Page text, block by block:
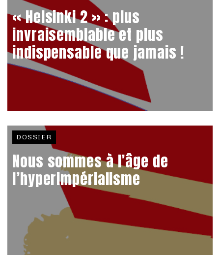
« Helsinki 2 » : plus
invraisemblable et plus
indispensable que jamais !
DOSSIER
Nous sommes à l’âge de
l’hyperimpérialisme